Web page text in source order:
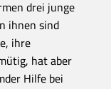
drei junge
ihnen sind
ihre
hat aber
Hilfe bei